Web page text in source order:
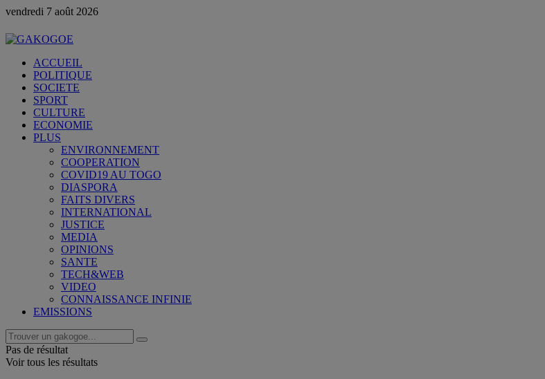
vendredi 7 août 2026
ACCUEIL
POLITIQUE
SOCIETE
SPORT
CULTURE
ECONOMIE
PLUS
ENVIRONNEMENT
COOPERATION
COVID19 AU TOGO
DIASPORA
FAITS DIVERS
INTERNATIONAL
JUSTICE
MEDIA
OPINIONS
SANTE
TECH&WEB
VIDEO
CONNAISSANCE INFINIE
EMISSIONS
Pas de résultat
Voir tous les résultats